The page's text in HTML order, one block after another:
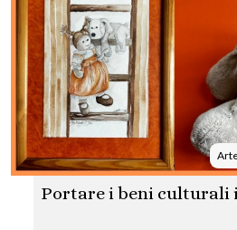
Portare i beni culturali